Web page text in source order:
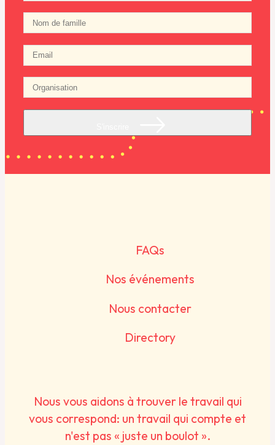
Nous vous aidons à trouver le travail qui
vous correspond: un travail qui compte et
n'est pas « juste un boulot ».
FAQs
Nos événements
Nous contacter
Directory